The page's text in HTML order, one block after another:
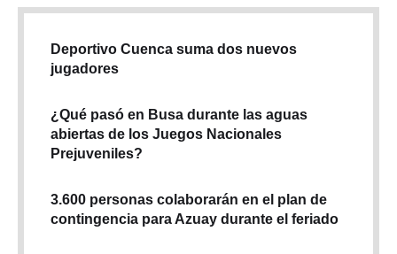
Deportivo Cuenca suma dos nuevos
jugadores
¿Qué pasó en Busa durante las aguas
abiertas de los Juegos Nacionales
Prejuveniles?
3.600 personas colaborarán en el plan de
contingencia para Azuay durante el feriado